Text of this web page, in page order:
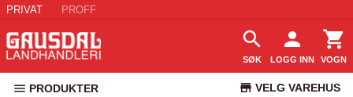
PRIVAT PROFF
SØK LOGG INN VOGN
PRODUKTER VELG VAREHUS